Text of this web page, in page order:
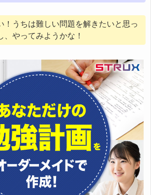
！うちは難しい問題を解きたいと思っ
、やってみようかな！